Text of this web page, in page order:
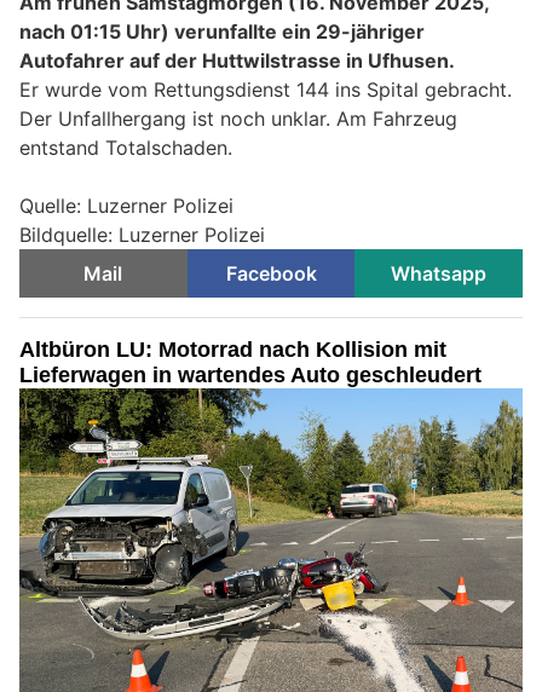
nach 01:15 Uhr) verunfallte ein 29-jähriger
Autofahrer auf der Huttwilstrasse in Ufhusen.
Er wurde vom Rettungsdienst 144 ins Spital gebracht.
Der Unfallhergang ist noch unklar. Am Fahrzeug
entstand Totalschaden.
Quelle: Luzerner Polizei
Bildquelle: Luzerner Polizei
Mail
Facebook Whatsapp
Altbüron LU: Motorrad nach Kollision mit
Lieferwagen in wartendes Auto geschleudert